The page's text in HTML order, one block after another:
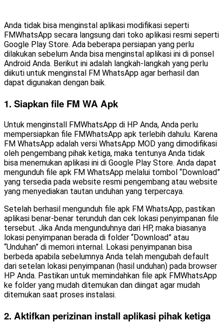
Anda tidak bisa menginstal aplikasi modifikasi seperti
FMWhatsApp secara langsung dari toko aplikasi resmi seperti
Google Play Store. Ada beberapa persiapan yang perlu
dilakukan sebelum Anda bisa menginstal aplikasi ini di ponsel
Android Anda. Berikut ini adalah langkah-langkah yang perlu
diikuti untuk menginstal FM WhatsApp agar berhasil dan
dapat digunakan dengan baik.
1. Siapkan file FM WA Apk
Untuk menginstall FMWhatsApp di HP Anda, Anda perlu
mempersiapkan file FMWhatsApp apk terlebih dahulu. Karena
FM WhatsApp adalah versi WhatsApp MOD yang dimodifikasi
oleh pengembang pihak ketiga, maka tentunya Anda tidak
bisa menemukan aplikasi ini di Google Play Store. Anda dapat
mengunduh file apk FM WhatsApp melalui tombol “Download”
yang tersedia pada website resmi pengembang atau website
yang menyediakan tautan unduhan yang terpercaya.
Setelah berhasil mengunduh file apk FM WhatsApp, pastikan
aplikasi benar-benar terunduh dan cek lokasi penyimpanan file
tersebut. Jika Anda mengunduhnya dari HP, maka biasanya
lokasi penyimpanan berada di folder “Download” atau
“Unduhan” di memori internal. Lokasi penyimpanan bisa
berbeda apabila sebelumnya Anda telah mengubah default
dari setelan lokasi penyimpanan (hasil unduhan) pada browser
HP Anda. Pastikan untuk memindahkan file apk FMWhatsApp
ke folder yang mudah ditemukan dan diingat agar mudah
ditemukan saat proses instalasi.
2. Aktifkan perizinan install aplikasi pihak ketiga